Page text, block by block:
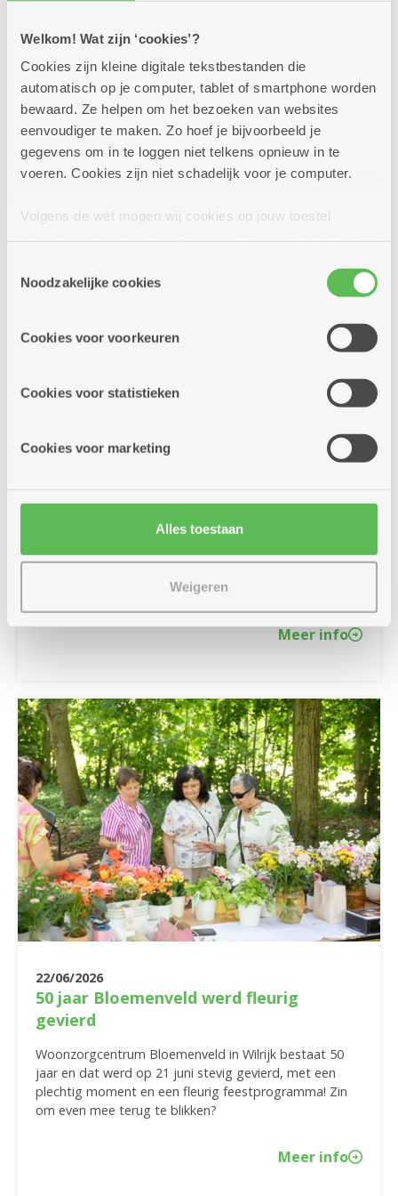
Welkom! Wat zijn ‘cookies’?
Cookies zijn kleine digitale tekstbestanden die
automatisch op je computer, tablet of smartphone worden
bewaard. Ze helpen om het bezoeken van websites
eenvoudiger te maken. Zo hoef je bijvoorbeeld je
gegevens om in te loggen niet telkens opnieuw in te
voeren. Cookies zijn niet schadelijk voor je computer.
Volgens de wet mogen wij cookies op jouw toestel
cookies hebben we jouw toestemming nodig. Sommige
cookies worden geplaatst door derde partijen die een
informatie over jouw (geanonimiseerd) gebruik van onze
partners kunnen deze gegevens combineren met andere
Noodzakelijke cookies
Cookies voor voorkeuren
Cookies voor statistieken
Cookies voor marketing
Alles toestaan
Weigeren
kaart. Kom je proeven? Op heel wat locaties kan dat
trouwens in een sfeervolle zomerbar!
Meer info
24/06/2026
fotozoektocht
Doe mee met onze zomerse fiets- en fotozoektocht.
Fiets langs 27 brasserieën en buurtbistro's en match de
Meer info
22/06/2026
50 jaar Bloemenveld werd fleurig
gevierd
Woonzorgcentrum Bloemenveld in Wilrijk bestaat 50
jaar en dat werd op 21 juni stevig gevierd, met een
plechtig moment en een fleurig feestprogramma! Zin
om even mee terug te blikken?
Meer info